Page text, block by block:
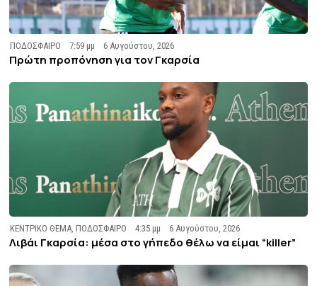
ΠΟΔΟΣΦΑΙΡΟ 7:59 μμ 6 Αυγούστου, 2026
Πρώτη προπόνηση για τον Γκαρσία
ΚΕΝΤΡΙΚΟ ΘΕΜΑ,ΠΟΔΟΣΦΑΙΡΟ 4:35 μμ 6 Αυγούστου, 2026
Λιβάι Γκαρσία: μέσα στο γήπεδο θέλω να είμαι “killer”